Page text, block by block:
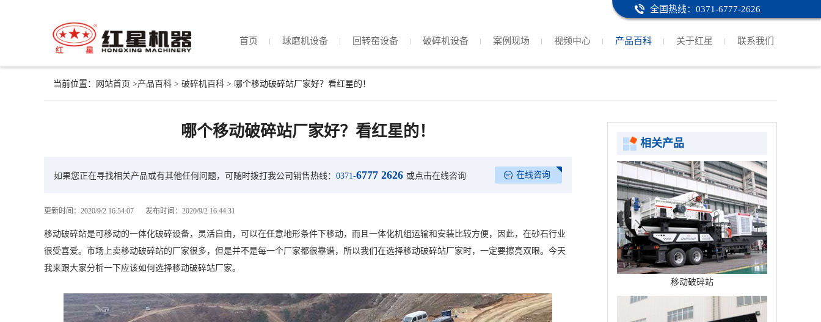
全国热线：0371-6777-2626
首页 球磨机设备 回转窑设备 破碎机设备 案例现场 视频中心 产品百科 关于红星 联系我们
当前位置： 网站首页 >产品百科 > 破碎机百科 > 哪个移动破碎站厂家好？看红星的！
哪个移动破碎站厂家好？看红星的！
如果您正在寻找相关产品或有其他任何问题，可随时拨打我公司销售热线： 0371-6777 2626 或点击在线咨询 在线咨询
更新时间：2020/9/2 16:54:07 发布时间：2020/9/2 16:44:31
移动破碎站是可移动的一体化破碎设备，灵活自由，可以在任意地形条件下移动，而且一体化机组运输和安装比较方便，因此，在砂石行业
很受喜爱。市场上卖移动破碎站的厂家很多，但是并不是每一个厂家都很靠谱，所以我们在选择移动破碎站厂家时，一定要擦亮双眼。今天
我来跟大家分析一下应该如何选择移动破碎站厂家。
相关产品
移动破碎站